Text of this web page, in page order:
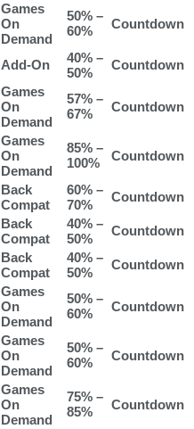
Games
On
Demand
50% –
60%
Countdown
Add-On
40% –
50%
Countdown
Games
On
Demand
57% –
67%
Countdown
Games
On
Demand
85% –
100%
Countdown
Back
Compat
60% –
70%
Countdown
Back
Compat
40% –
50%
Countdown
Back
Compat
40% –
50%
Countdown
Games
On
Demand
50% –
60%
Countdown
Games
On
Demand
50% –
60%
Countdown
Games
On
Demand
75% –
85%
Countdown